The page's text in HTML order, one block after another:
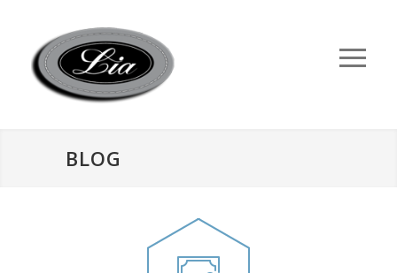
BLOG